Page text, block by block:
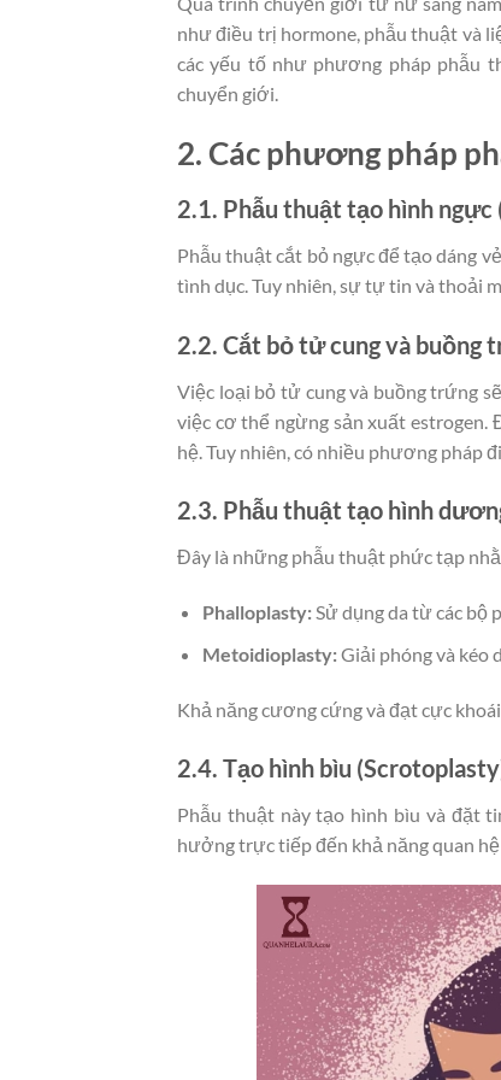
như điều trị hormone, phẫu thuật và
các yếu tố như phương pháp phẫu
chuyển giới.
2. Các phương pháp
2.1. Phẫu thuật tạo hình ngực
Phẫu thuật cắt bỏ ngực để tạo dáng
tình dục. Tuy nhiên, sự tự tin và thoải
2.2. Cắt bỏ tử cung và
Việc loại bỏ tử cung và buồng trứng
việc cơ thể ngừng sản xuất estrogen.
hệ. Tuy nhiên, có nhiều phương pháp
2.3. Phẫu thuật tạo hình
Đây là những phẫu thuật phức tạp
Phalloplasty:Sử dụng da từ các bộ
Metoidioplasty:Giải phóng và kéo
Khả năng cương cứng và đạt cực
2.4. Tạo hình bìu
Phẫu thuật này tạo hình bìu và đặt
hưởng trực tiếp đến khả năng quan